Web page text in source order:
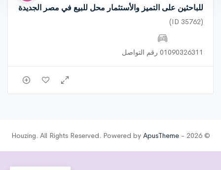
للباحثين على التميز والأستثمار محل للبيع في مصر الجديدة
(ID 35762)
01090326311 رقم التواصل
© 2026 - Houzing. All Rights Reserved. Powered by
ApusTheme